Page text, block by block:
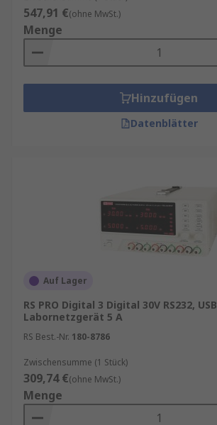
547,91 €(ohne MwSt.)
Menge
Hinzufügen
Datenblätter
Auf Lager
RS PRO Digital 3 Digital 30V RS232, USB
Labornetzgerät 5 A
RS Best.-Nr. 180-8786
Zwischensumme (1 Stück)
309,74 €(ohne MwSt.)
Menge